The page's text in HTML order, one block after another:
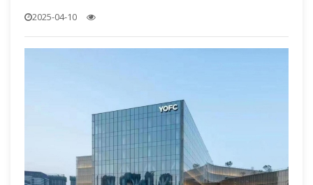
2025-04-10